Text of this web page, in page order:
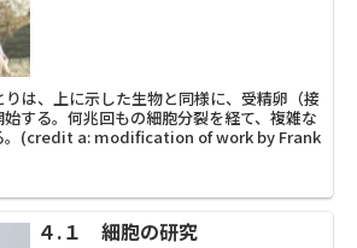
りは、上に示した生物と同様に、受精卵（接
する。何兆回もの細胞分裂を経て、複雑な
。(credit a: modification of work by Frank
４.１ 細胞の研究